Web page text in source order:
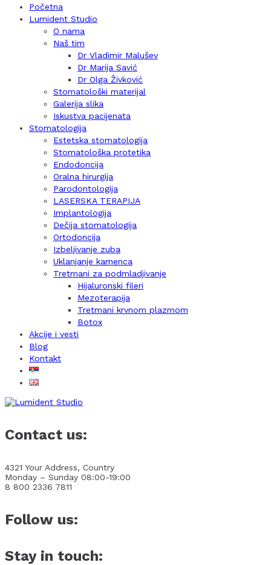
Početna
Lumident Studio
O nama
Naš tim
Dr Vladimir Malušev
Dr Marija Savić
Dr Olga Živković
Stomatološki materijal
Galerija slika
Iskustva pacijenata
Stomatologija
Estetska stomatologija
Stomatološka protetika
Endodoncija
Oralna hirurgija
Parodontologija
LASERSKA TERAPIJA
Implantologija
Dečija stomatologija
Ortodoncija
Izbeljivanje zuba
Uklanjanje kamenca
Tretmani za podmladjivanje
Hijaluronski fileri
Mezoterapija
Tretmani krvnom plazmom
Botox
Akcije i vesti
Blog
Kontakt
Contact us:
4321 Your Address, Country
Monday – Sunday 08:00-19:00
8 800 2336 7811
Follow us:
Stay in touch: